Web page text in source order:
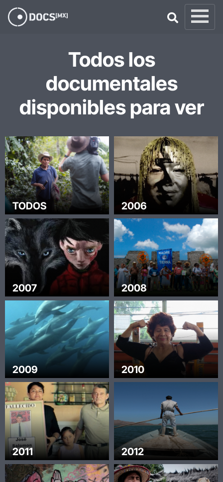
×
Todos los
documentales
disponibles para ver
TODOS 2006
2007 2008
2009 2010
2011 2012